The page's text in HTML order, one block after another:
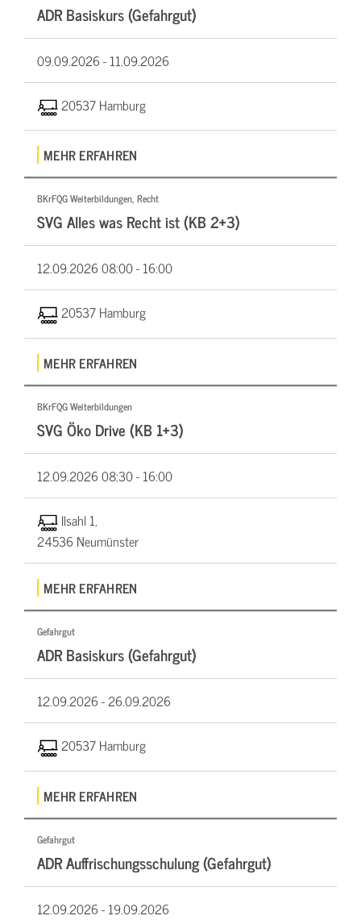
ADR Basiskurs (Gefahrgut)
09.09.2026 -11.09.2026
20537 Hamburg
MEHR ERFAHREN
BKrFQG Weiterbildungen, Recht
SVG Alles was Recht ist (KB 2+3)
12.09.202608:00 - 16:00
20537 Hamburg
MEHR ERFAHREN
BKrFQG Weiterbildungen
SVG Öko Drive (KB 1+3)
12.09.202608:30 - 16:00
Ilsahl 1,
24536 Neumünster
MEHR ERFAHREN
Gefahrgut
ADR Basiskurs (Gefahrgut)
12.09.2026 -26.09.2026
20537 Hamburg
MEHR ERFAHREN
Gefahrgut
ADR Auffrischungsschulung (Gefahrgut)
12.09.2026 -19.09.2026